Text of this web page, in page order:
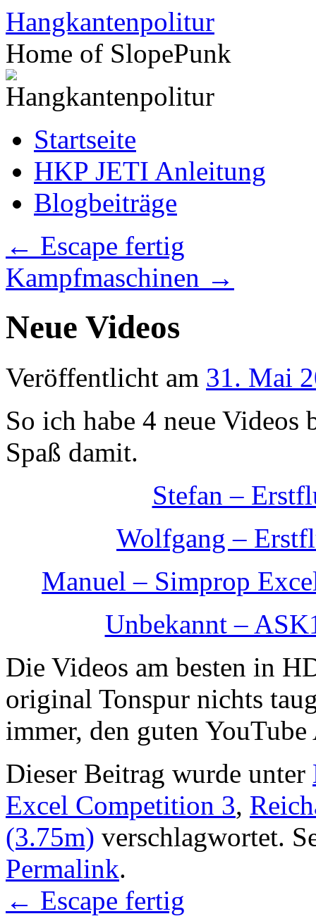
Zum
Inhalt
springen
Hangkantenpolitur
Home of SlopePunk
Startseite
HKP JETI Anleitung
Blogbeiträge
← Escape fertig
Kampfmaschinen →
Neue Videos
Veröffentlicht am 31. Mai
So ich habe 4 neue
Spaß damit.
Stefan –
Wolfgang –
Manuel – Simprop
Unbekannt –
Die Videos am besten in
original Tonspur nichts
immer, den guten
Dieser Beitrag wurde unter
Excel Competition 3,
(3.75m) verschlagwortet.
Permalink.
← Escape fertig